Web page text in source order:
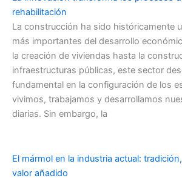
rehabilitación
La construcción ha sido históricamente
más importantes del desarrollo
la creación de viviendas hasta la
infraestructuras públicas, este sector
fundamental en la configuración de los
vivimos, trabajamos y desarrollamos
diarias. Sin embargo, la
El mármol en la industria actual:
valor añadido